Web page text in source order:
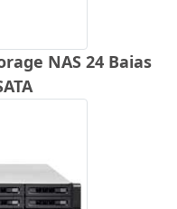
NAS 24 Baias